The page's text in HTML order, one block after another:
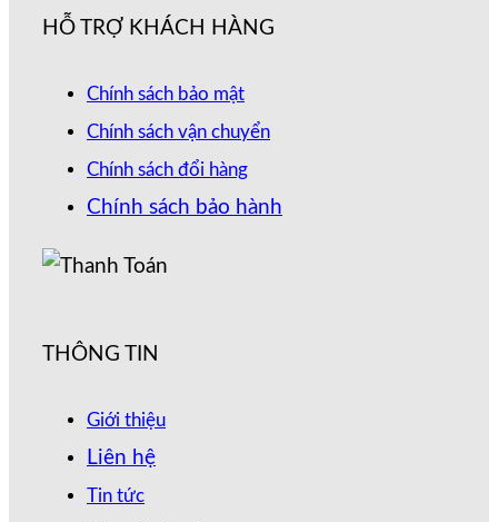
HỖ TRỢ KHÁCH HÀNG
Chính sách bảo mật
Chính sách vận chuyển
Chính sách đổi hàng
Chính sách bảo hành
THÔNG TIN
Giới thiệu
Liên hệ
Tin tức